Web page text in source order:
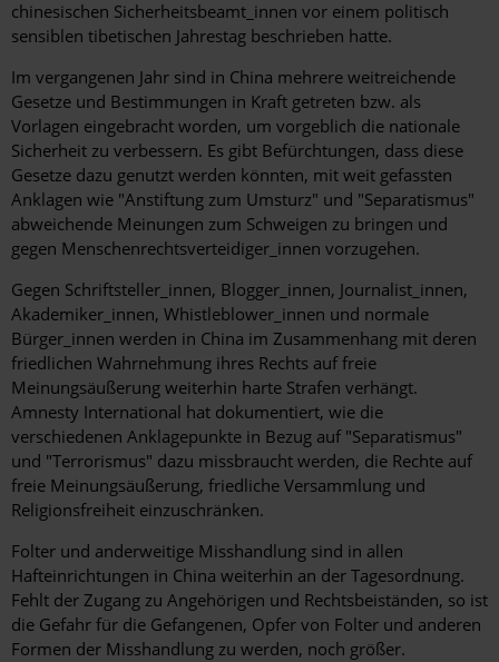
chinesischen Sicherheitsbeamt_innen vor einem politisch
sensiblen tibetischen Jahrestag beschrieben hatte.
Im vergangenen Jahr sind in China mehrere weitreichende
Gesetze und Bestimmungen in Kraft getreten bzw. als
Vorlagen eingebracht worden, um vorgeblich die nationale
Sicherheit zu verbessern. Es gibt Befürchtungen, dass diese
Gesetze dazu genutzt werden könnten, mit weit gefassten
Anklagen wie "Anstiftung zum Umsturz" und "Separatismus"
abweichende Meinungen zum Schweigen zu bringen und
gegen Menschenrechtsverteidiger_innen vorzugehen.
Gegen Schriftsteller_innen, Blogger_innen, Journalist_innen,
Akademiker_innen, Whistleblower_innen und normale
Bürger_innen werden in China im Zusammenhang mit deren
friedlichen Wahrnehmung ihres Rechts auf freie
Meinungsäußerung weiterhin harte Strafen verhängt.
Amnesty International hat dokumentiert, wie die
verschiedenen Anklagepunkte in Bezug auf "Separatismus"
und "Terrorismus" dazu missbraucht werden, die Rechte auf
freie Meinungsäußerung, friedliche Versammlung und
Religionsfreiheit einzuschränken.
Folter und anderweitige Misshandlung sind in allen
Hafteinrichtungen in China weiterhin an der Tagesordnung.
Fehlt der Zugang zu Angehörigen und Rechtsbeiständen, so ist
die Gefahr für die Gefangenen, Opfer von Folter und anderen
Formen der Misshandlung zu werden, noch größer.